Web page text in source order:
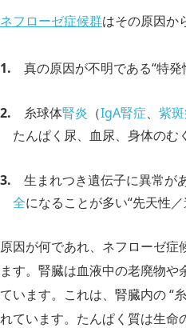
ネフローゼ症候群はその原因か
真の原因が不明である“特
糸球体腎炎 （IgA腎症、 紫
たんぱく尿、血尿、身体のむ
生まれつき遺伝子に異常が
全になることが多い“先天性
原因が何であれ、ネフローゼ症
ます。腎臓は血液中の老廃物
ています。これは、腎臓内の “
れています。たんぱく質は生命